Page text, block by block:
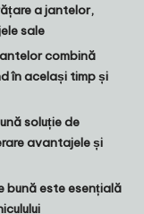
a jantelor,
sale
combină
în același timp și
soluție de
avantajele și
bună este esențială